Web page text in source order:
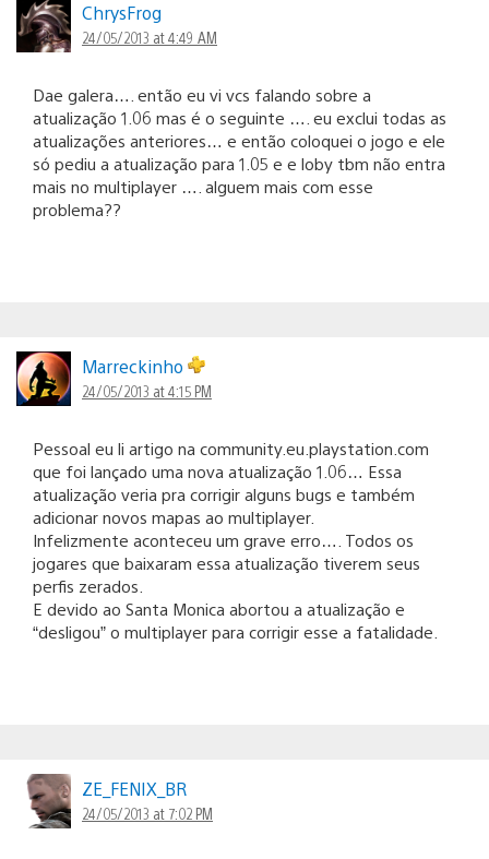
ChrysFrog
24/05/2013 at 4:49 AM
Dae galera…. então eu vi vcs falando sobre a
atualização 1.06 mas é o seguinte …. eu exclui todas as
atualizações anteriores… e então coloquei o jogo e ele
só pediu a atualização para 1.05 e e loby tbm não entra
mais no multiplayer …. alguem mais com esse
problema??
Marreckinho
24/05/2013 at 4:15 PM
Pessoal eu li artigo na community.eu.playstation.com
que foi lançado uma nova atualização 1.06… Essa
atualização veria pra corrigir alguns bugs e também
adicionar novos mapas ao multiplayer.
Infelizmente aconteceu um grave erro…. Todos os
jogares que baixaram essa atualização tiverem seus
perfis zerados.
E devido ao Santa Monica abortou a atualização e
“desligou” o multiplayer para corrigir esse a fatalidade.
ZE_FENIX_BR
24/05/2013 at 7:02 PM